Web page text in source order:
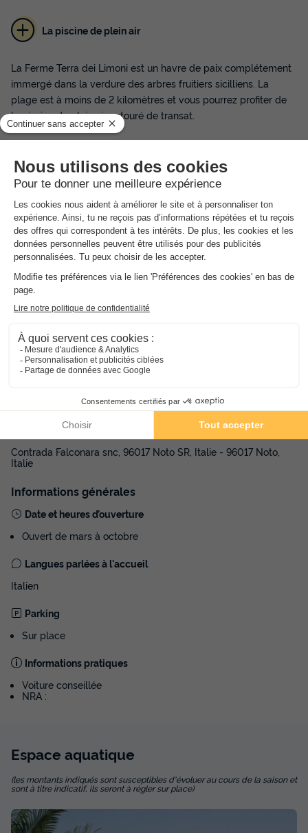
La piscine de plein air
La Ferme Terra dei Limoni est un havre de paix complétement
immergé dans la verdure des arbres fruitiers sicilliens. La
plage est à moins de 2 kilomètres et vous pourrez profiter de
la piscine de plein air entouré de transat.
Les paysages colorés de citronniers accompagnés du parfum
de la fleur d'oranger accompagnera vos vacances.
Vous aurez le plaisir de découvrir l'authentique petit-déjeuner
sicillien réaliser avec des produits frais maison. Le buffet sucré
salé est servi tous les jours de 08h00 à 10h00.
Contrada Falconara snc, 96017 Noto SR, Italie - 96017 Noto,
Italie
Informations générales
Date et heures d’ouverture
Ouvert de mars à octobre
Langues parlées à l'accueil
Italien
Parking
Sur place
Informations pratiques
Voiture conseillée
NRA :
Espace aquatique
(les montants indiqués sont susceptibles d'évoluer au cours de la saison et
sont à titre indicatif, ils seront à régler sur place)